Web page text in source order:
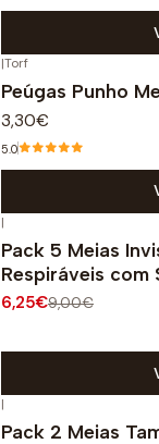
|Torf
Peúgas Punho
3,30€
5.0
|
Pack 5 Meias
Respiráveis com
6,25€9,00€
|
Pack 2 Meias